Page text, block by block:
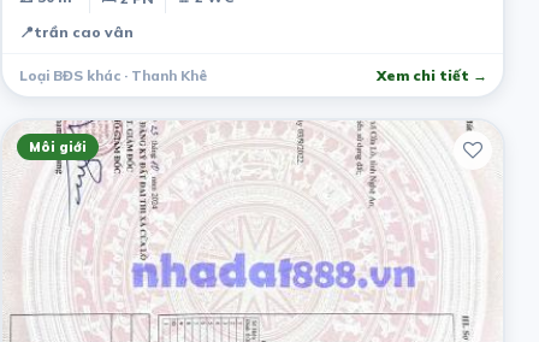
📍trần cao vân
Loại BĐS khác · Thanh Khê Xem chi tiết →
Môi giới